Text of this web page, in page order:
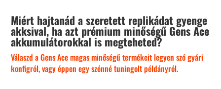
Miért hajtanád a szeretett replikádat gyenge
akksival, ha azt prémium minőségű Gens Ace
akkumulátorokkal is megteheted?
Válaszd a Gens Ace magas minőségű termékeit legyen szó gyári
konfigról, vagy éppen egy szénné tuningolt példányról.